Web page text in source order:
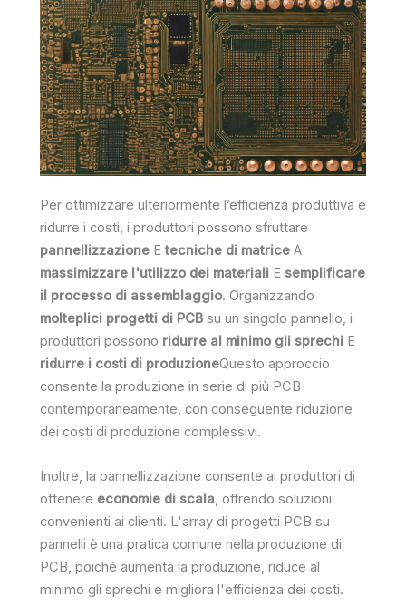
Per ottimizzare ulteriormente l’efficienza produttiva e
ridurre i costi, i produttori possono sfruttare
pannellizzazione E tecniche di matrice A
massimizzare l'utilizzo dei materiali E semplificare
il processo di assemblaggio. Organizzando
molteplici progetti di PCB su un singolo pannello, i
produttori possono ridurre al minimo gli sprechi E
ridurre i costi di produzioneQuesto approccio
consente la produzione in serie di più PCB
contemporaneamente, con conseguente riduzione
dei costi di produzione complessivi.
Inoltre, la pannellizzazione consente ai produttori di
ottenere economie di scala , offrendo soluzioni
convenienti ai clienti. L'array di progetti PCB su
pannelli è una pratica comune nella produzione di
PCB, poiché aumenta la produzione, riduce al
minimo gli sprechi e migliora l'efficienza dei costi.